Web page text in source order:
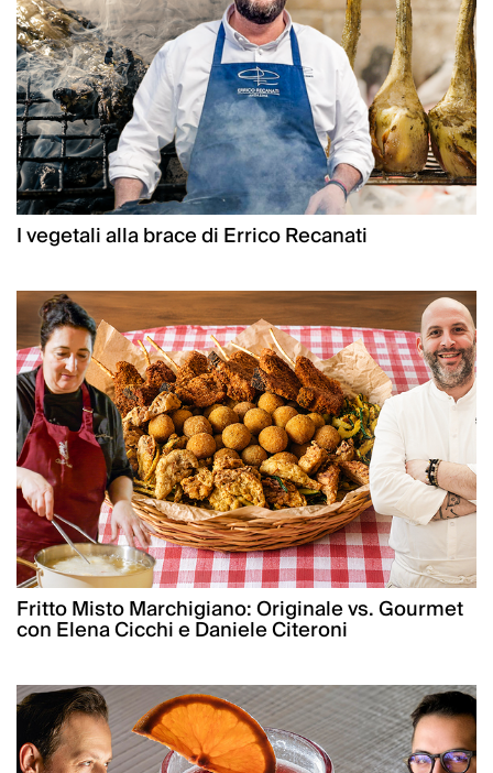
I vegetali alla brace di Errico Recanati
Fritto Misto Marchigiano: Originale vs. Gourmet
con Elena Cicchi e Daniele Citeroni